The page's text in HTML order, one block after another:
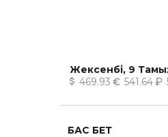
Жексенбі, 9
469.93 541.64
БАС БЕТ